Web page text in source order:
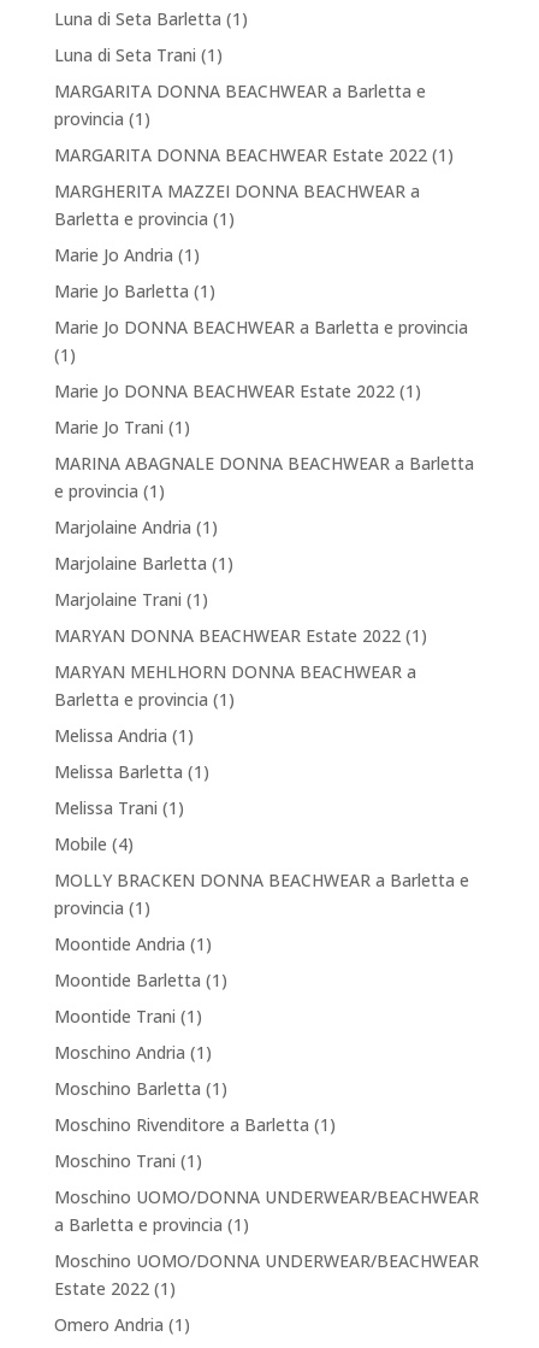
Luna di Seta Barletta (1)
Luna di Seta Trani (1)
MARGARITA DONNA BEACHWEAR a Barletta e
provincia (1)
MARGARITA DONNA BEACHWEAR Estate 2022(1)
MARGHERITA MAZZEI DONNA BEACHWEAR a
Barletta e provincia (1)
Marie Jo Andria (1)
Marie Jo Barletta (1)
Marie Jo DONNA BEACHWEAR a Barletta e provincia
(1)
Marie Jo DONNA BEACHWEAR Estate 2022(1)
Marie Jo Trani (1)
MARINA ABAGNALE DONNA BEACHWEAR a Barletta
e provincia (1)
Marjolaine Andria (1)
Marjolaine Barletta (1)
Marjolaine Trani (1)
MARYAN DONNA BEACHWEAR Estate 2022(1)
MARYAN MEHLHORN DONNA BEACHWEAR a
Barletta e provincia (1)
Melissa Andria (1)
Melissa Barletta (1)
Melissa Trani (1)
Mobile (4)
MOLLY BRACKEN DONNA BEACHWEAR a Barletta e
provincia (1)
Moontide Andria (1)
Moontide Barletta (1)
Moontide Trani (1)
Moschino Andria (1)
Moschino Barletta (1)
Moschino Rivenditore a Barletta (1)
Moschino Trani (1)
Moschino UOMO/DONNA UNDERWEAR/BEACHWEAR
a Barletta e provincia (1)
Moschino UOMO/DONNA UNDERWEAR/BEACHWEAR
Estate 2022(1)
Omero Andria (1)